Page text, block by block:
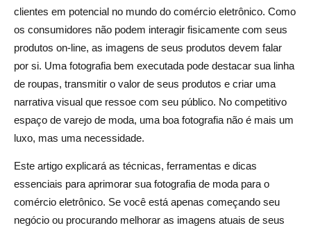
Como otimizar a fotografia de moda para comércio
eletrônico
1. Compressão e tamanho da imagem
2. SEO para fotografia de moda
3. Consistência no estilo
comércio eletrônico
Qual equipamento é usado para fotografia de moda?
clientes em potencial no mundo do comércio eletrônico. Como
os consumidores não podem interagir fisicamente com seus
produtos on-line, as imagens de seus produtos devem falar
por si. Uma fotografia bem executada pode destacar sua linha
de roupas, transmitir o valor de seus produtos e criar uma
narrativa visual que ressoe com seu público. No competitivo
espaço de varejo de moda, uma boa fotografia não é mais um
luxo, mas uma necessidade.
Este artigo explicará as técnicas, ferramentas e dicas
essenciais para aprimorar sua fotografia de moda para o
comércio eletrônico. Se você está apenas começando seu
negócio ou procurando melhorar as imagens atuais de seus